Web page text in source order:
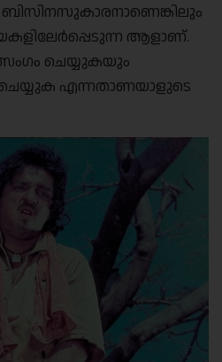
ബിസിനസുകാരനാണെങ്കിലും
ആളാണ്.
ചെയ്യുകയും
എന്നതാണയാളുടെ